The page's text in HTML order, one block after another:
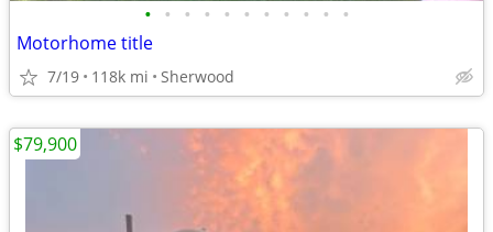
• • • • • • • • • • •
Motorhome title
7/19 118k mi Sherwood
$79,900